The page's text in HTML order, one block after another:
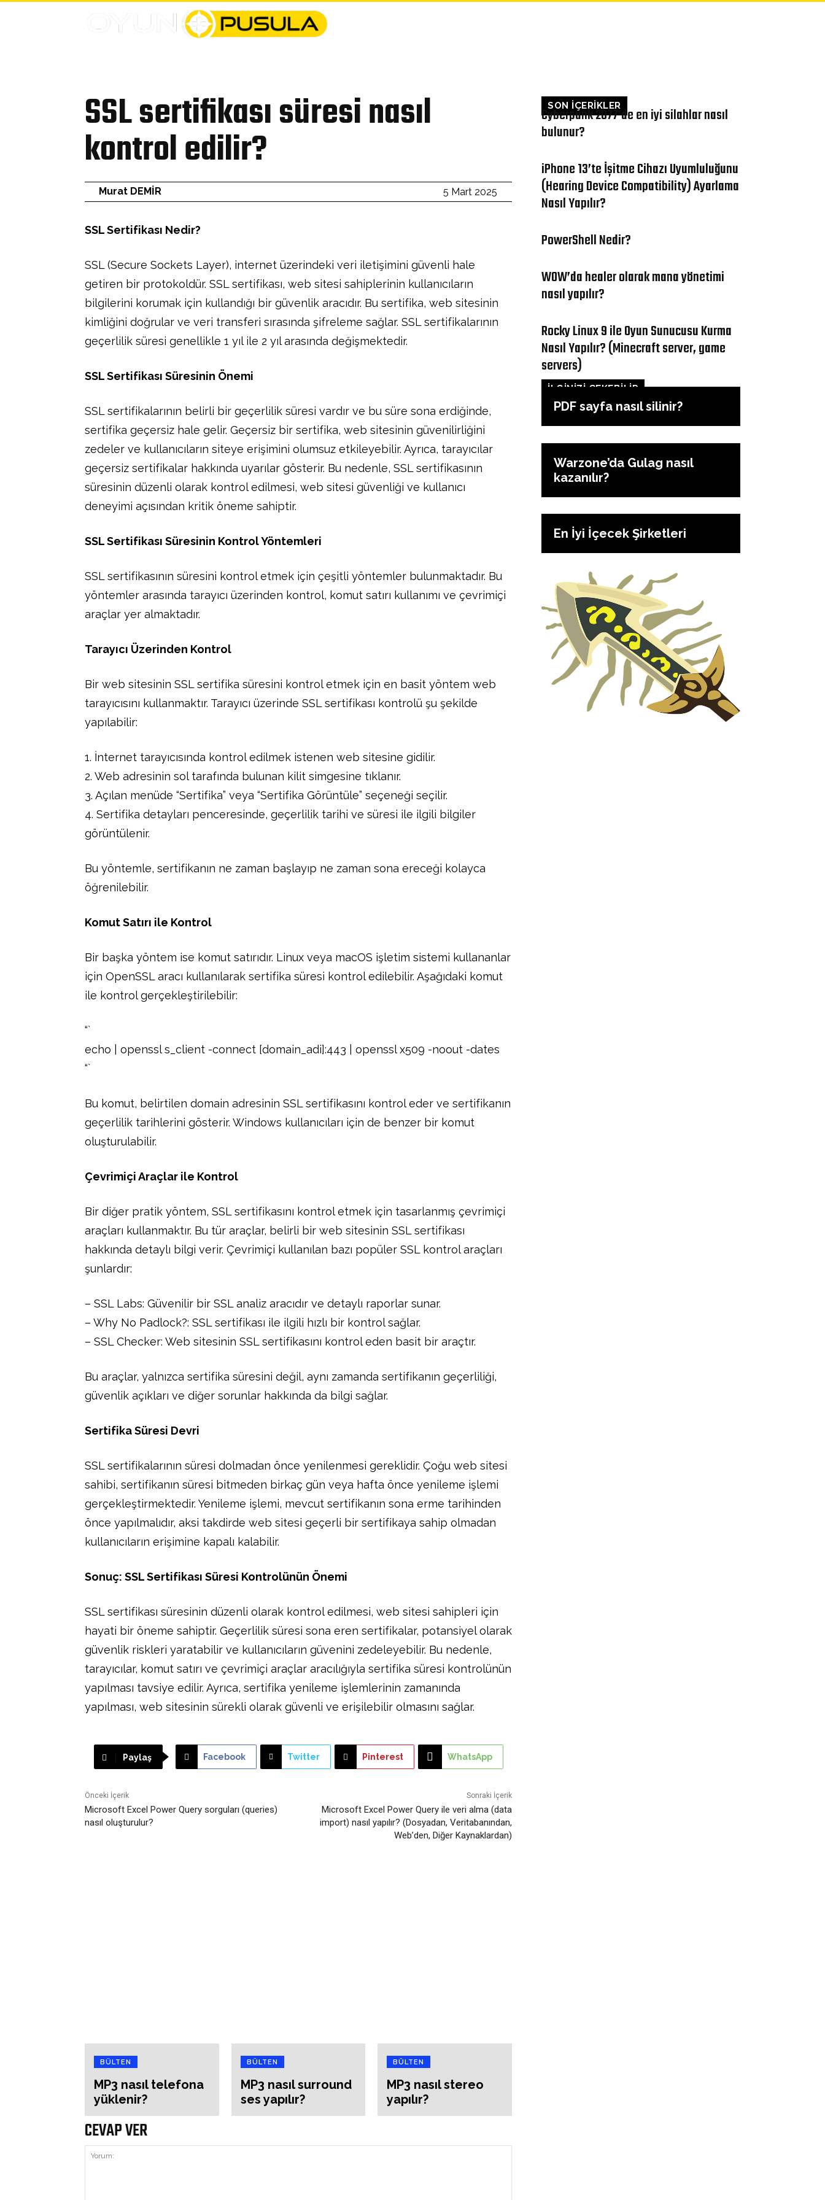
SSL sertifikası süresi nasıl
kontrol edilir?
5 Mart 2025
Murat DEMİR
SSL Sertifikası Nedir?
SSL (Secure Sockets Layer), internet üzerindeki veri iletişimini güvenli hale
getiren bir protokoldür. SSL sertifikası, web sitesi sahiplerinin kullanıcıların
bilgilerini korumak için kullandığı bir güvenlik aracıdır. Bu sertifika, web sitesinin
kimliğini doğrular ve veri transferi sırasında şifreleme sağlar. SSL sertifikalarının
geçerlilik süresi genellikle 1 yıl ile 2 yıl arasında değişmektedir.
SSL Sertifikası Süresinin Önemi
SSL sertifikalarının belirli bir geçerlilik süresi vardır ve bu süre sona erdiğinde,
sertifika geçersiz hale gelir. Geçersiz bir sertifika, web sitesinin güvenilirliğini
zedeler ve kullanıcıların siteye erişimini olumsuz etkileyebilir. Ayrıca, tarayıcılar
geçersiz sertifikalar hakkında uyarılar gösterir. Bu nedenle, SSL sertifikasının
süresinin düzenli olarak kontrol edilmesi, web sitesi güvenliği ve kullanıcı
deneyimi açısından kritik öneme sahiptir.
SSL Sertifikası Süresinin Kontrol Yöntemleri
SSL sertifikasının süresini kontrol etmek için çeşitli yöntemler bulunmaktadır. Bu
yöntemler arasında tarayıcı üzerinden kontrol, komut satırı kullanımı ve çevrimiçi
araçlar yer almaktadır.
Tarayıcı Üzerinden Kontrol
Bir web sitesinin SSL sertifika süresini kontrol etmek için en basit yöntem web
tarayıcısını kullanmaktır. Tarayıcı üzerinde SSL sertifikası kontrolü şu şekilde
yapılabilir:
1. İnternet tarayıcısında kontrol edilmek istenen web sitesine gidilir.
2. Web adresinin sol tarafında bulunan kilit simgesine tıklanır.
3. Açılan menüde “Sertifika” veya “Sertifika Görüntüle” seçeneği seçilir.
4. Sertifika detayları penceresinde, geçerlilik tarihi ve süresi ile ilgili bilgiler
görüntülenir.
Bu yöntemle, sertifikanın ne zaman başlayıp ne zaman sona ereceği kolayca
öğrenilebilir.
Komut Satırı ile Kontrol
Bir başka yöntem ise komut satırıdır. Linux veya macOS işletim sistemi kullananlar
için OpenSSL aracı kullanılarak sertifika süresi kontrol edilebilir. Aşağıdaki komut
ile kontrol gerçekleştirilebilir:
“`
echo | openssl s_client -connect [domain_adi]:443 | openssl x509 -noout -dates
“`
Bu komut, belirtilen domain adresinin SSL sertifikasını kontrol eder ve sertifikanın
geçerlilik tarihlerini gösterir. Windows kullanıcıları için de benzer bir komut
oluşturulabilir.
Çevrimiçi Araçlar ile Kontrol
Bir diğer pratik yöntem, SSL sertifikasını kontrol etmek için tasarlanmış çevrimiçi
araçları kullanmaktır. Bu tür araçlar, belirli bir web sitesinin SSL sertifikası
hakkında detaylı bilgi verir. Çevrimiçi kullanılan bazı popüler SSL kontrol araçları
şunlardır:
– SSL Labs: Güvenilir bir SSL analiz aracıdır ve detaylı raporlar sunar.
– Why No Padlock?: SSL sertifikası ile ilgili hızlı bir kontrol sağlar.
– SSL Checker: Web sitesinin SSL sertifikasını kontrol eden basit bir araçtır.
Bu araçlar, yalnızca sertifika süresini değil, aynı zamanda sertifikanın geçerliliği,
güvenlik açıkları ve diğer sorunlar hakkında da bilgi sağlar.
Sertifika Süresi Devri
SSL sertifikalarının süresi dolmadan önce yenilenmesi gereklidir. Çoğu web sitesi
sahibi, sertifikanın süresi bitmeden birkaç gün veya hafta önce yenileme işlemi
gerçekleştirmektedir. Yenileme işlemi, mevcut sertifikanın sona erme tarihinden
önce yapılmalıdır, aksi takdirde web sitesi geçerli bir sertifikaya sahip olmadan
kullanıcıların erişimine kapalı kalabilir.
Sonuç: SSL Sertifikası Süresi Kontrolünün Önemi
SSL sertifikası süresinin düzenli olarak kontrol edilmesi, web sitesi sahipleri için
hayati bir öneme sahiptir. Geçerlilik süresi sona eren sertifikalar, potansiyel olarak
güvenlik riskleri yaratabilir ve kullanıcıların güvenini zedeleyebilir. Bu nedenle,
tarayıcılar, komut satırı ve çevrimiçi araçlar aracılığıyla sertifika süresi kontrolünün
yapılması tavsiye edilir. Ayrıca, sertifika yenileme işlemlerinin zamanında
yapılması, web sitesinin sürekli olarak güvenli ve erişilebilir olmasını sağlar.
Paylaş Facebook Twitter Pinterest WhatsApp
Önceki İçerik
Microsoft Excel Power Query sorguları (queries)
nasıl oluşturulur?
Sonraki İçerik
Microsoft Excel Power Query ile veri alma (data
import) nasıl yapılır? (Dosyadan, Veritabanından,
Web’den, Diğer Kaynaklardan)
BÜLTEN
MP3 nasıl telefona
yüklenir?
BÜLTEN
MP3 nasıl surround
ses yapılır?
BÜLTEN
MP3 nasıl stereo
yapılır?
CEVAP VER
SON İÇERİKLER
Cyberpunk 2077’de en iyi silahlar nasıl
bulunur?
iPhone 13’te İşitme Cihazı Uyumluluğunu
(Hearing Device Compatibility) Ayarlama
Nasıl Yapılır?
PowerShell Nedir?
WOW’da healer olarak mana yönetimi
nasıl yapılır?
Rocky Linux 9 ile Oyun Sunucusu Kurma
Nasıl Yapılır? (Minecraft server, game
servers)
İLGİNİZİ ÇEKEBİLİR
PDF sayfa nasıl silinir?
Warzone’da Gulag nasıl
kazanılır?
En İyi İçecek Şirketleri